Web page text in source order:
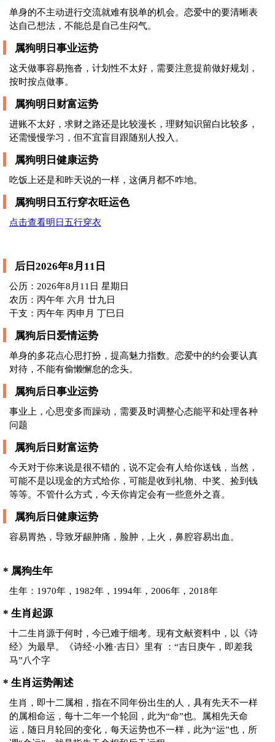
单身的不主动进行交流就难有脱单的机会。恋爱中的要清晰表
达自己想法，不能总是自己生闷气。
属狗明日事业运势
这天做事容易拖沓，计划性不太好，需要注意提前做好规划，
按时按点做事。
属狗明日财富运势
进账不太好，求财之路还是比较漫长，理财知识留白比较多，
还需慢慢学习，但不宜盲目跟随别人投入。
属狗明日健康运势
吃饭上还是和昨天说的一样，这俩月都不咋地。
属狗明日五行穿衣旺运色
点击查看明日五行穿衣
后日2026年8月11日
公历：2026年8月11日 星期日
农历：丙午年 六月 廿九日
干支：丙午年 丙申月 丁巳日
属狗后日爱情运势
单身的多花点心思打扮，提高魅力指数。恋爱中的约会要认真
对待，不能有偷懒懈怠的念头。
属狗后日事业运势
事业上，心思变多而躁动，需要及时调整心态能平和处理各种
问题
属狗后日财富运势
今天对于你来说是很不错的，说不定会有人给你送钱，当然，
可能不是以现金的方式给你，可能是收到礼物、中奖、捡到钱
等等。不管什么方式，今天你肯定会有一些意外之喜。
属狗后日健康运势
容易胃热，导致牙龈肿痛，脸肿，上火，鼻腔容易出血。
* 属狗生年
生年：1970年，1982年，1994年，2006年，2018年
* 生肖起源
十二生肖源于何时，今已难于细考。现有文献资料中，以《诗
经》为最早。《诗经·小雅·吉日》里有 ：“吉日庚午，即差我
马”八个字
* 生肖运势阐述
生肖，即十二属相，指在不同年份出生的人，具有先天不一样
的属相命运，每十二年一个轮回，此为“命”也。属相先天命
运，随日月轮回的变化，每天运势也不一样，此为“运”也，所